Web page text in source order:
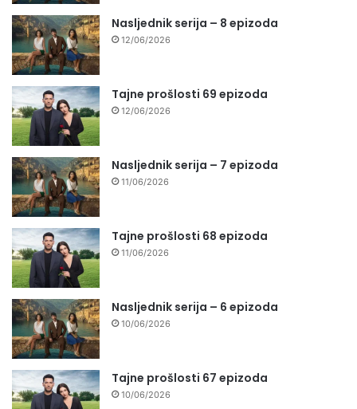
Nasljednik serija – 8 epizoda
12/06/2026
Tajne prošlosti 69 epizoda
12/06/2026
Nasljednik serija – 7 epizoda
11/06/2026
Tajne prošlosti 68 epizoda
11/06/2026
Nasljednik serija – 6 epizoda
10/06/2026
Tajne prošlosti 67 epizoda
10/06/2026